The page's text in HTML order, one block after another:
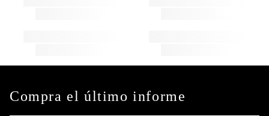
Compra el último informe